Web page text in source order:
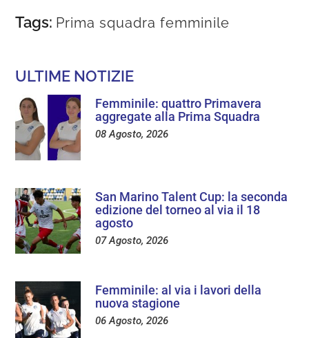
Tags: Prima squadra femminile
ULTIME NOTIZIE
Femminile: quattro Primavera
aggregate alla Prima Squadra
08 Agosto, 2026
San Marino Talent Cup: la seconda
edizione del torneo al via il 18
agosto
07 Agosto, 2026
Femminile: al via i lavori della
nuova stagione
06 Agosto, 2026